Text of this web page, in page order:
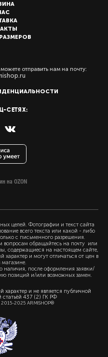
отправить нам на почту:
СЕТЯХ:
на OZON
целей. Фотографии и текст сайта
всего текста или какой - либо
с письменного разрешения.
вопросам обращайтесь на почту или
содержащиеся на настоящем сайте,
и могут отличаться от цен в
магазине.
наличия, после оформления заявки/
позиций и/или возможных замен.
и не является публичной
статьёй 437 (2) ГК РФ
2025 ARMISHOP®